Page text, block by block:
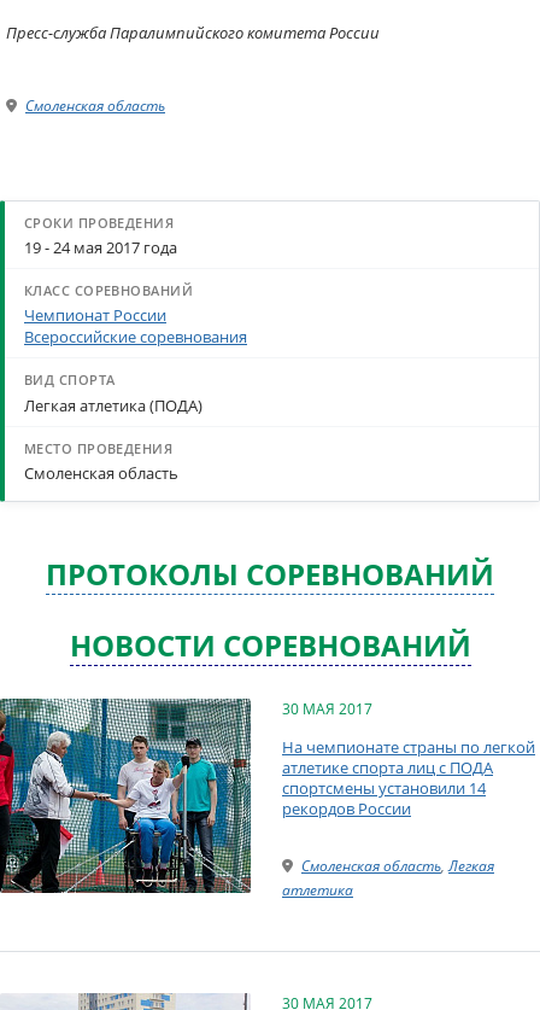
Пресс-служба Паралимпийского комитета России
Смоленская область
19 - 24 мая 2017 года
Чемпионат России
Всероссийские соревнования
Легкая атлетика (ПОДА)
Смоленская область
ПРОТОКОЛЫ СОРЕВНОВАНИЙ
НОВОСТИ СОРЕВНОВАНИЙ
30 МАЯ 2017
На чемпионате страны по легкой
атлетике спорта лиц с ПОДА
спортсмены установили 14
рекордов России
Смоленская область,Легкая
атлетика
30 МАЯ 2017